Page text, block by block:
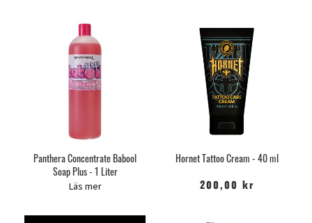
Panthera Concentrate Babool
Soap Plus - 1 Liter
Läs mer
Hornet Tattoo Cream - 40 ml
200,00 kr